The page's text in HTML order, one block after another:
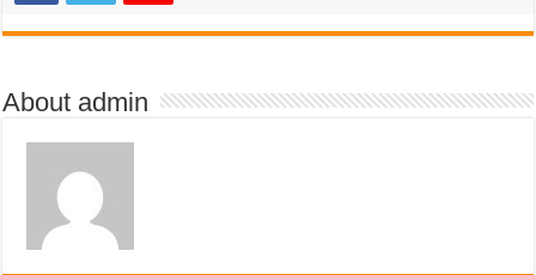
About admin